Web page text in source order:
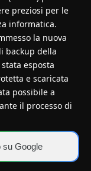
preziosi per le
informatica.
la nuova
backup della
esposta
e scaricata
possibile a
il processo di
su Google